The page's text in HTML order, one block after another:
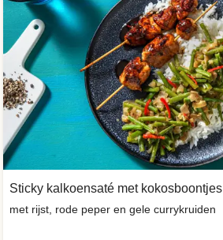
Sticky kalkoensaté met kokosboontjes
met rijst, rode peper en gele currykruiden